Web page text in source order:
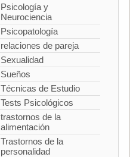
Psicología y
Neurociencia
Psicopatología
relaciones de pareja
Sexualidad
Sueños
Técnicas de Estudio
Tests Psicológicos
trastornos de la
alimentación
Trastornos de la
personalidad